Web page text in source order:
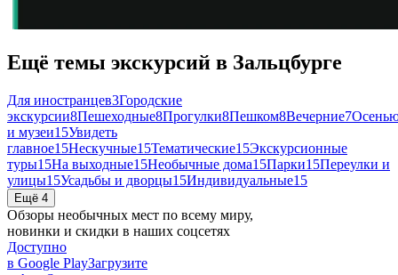
Ещё темы экскурсий в Зальцбурге
Для иностранцев3Городские
экскурсии8Пешеходные8Прогулки8Пешком8Вечерние7
и музеи15Увидеть
главное15Нескучные15Тематические15Экскурсионные
туры15На выходные15Необычные дома15Парки15Переулки и
улицы15Усадьбы и дворцы15Индивидуальные15
Ещё 4
Обзоры необычных мест по всему миру,
новинки и скидки в наших соцсетях
Доступно
в Google PlayЗагрузите